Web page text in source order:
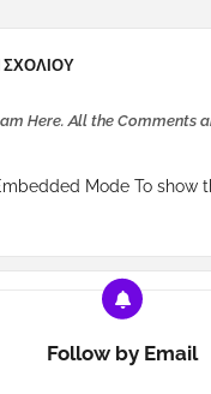
Here. All the Comments
Mode To show
Follow by Email